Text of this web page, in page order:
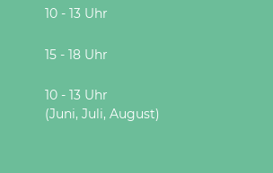
10 - 13 Uhr
15 - 18 Uhr
10 - 13 Uhr
(Juni, Juli, August)